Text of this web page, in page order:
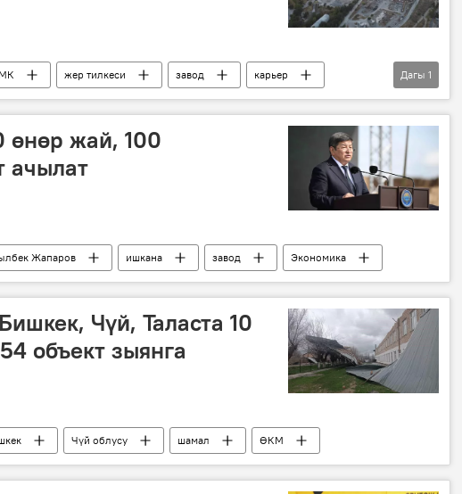
жер тилкеси завод
карьер
Дагы 1
өнөр жай, 100
ачылат
Жапаров ишкана завод Экономика
Чүй, Таласта 10
объект зыянга
Чүй облусу шамал ӨКМ